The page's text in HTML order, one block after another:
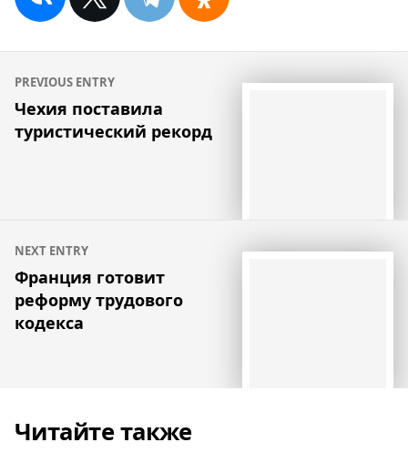
Навигация
по
записям
PREVIOUS ENTRY
Чехия поставила
туристический рекорд
NEXT ENTRY
Франция готовит
реформу трудового
кодекса
Читайте также